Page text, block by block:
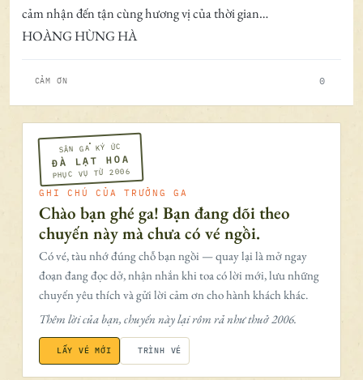
cảm nhận đến tận cùng hương vị của thời gian…
HOÀNG HÙNG HÀ
CẢM ƠN 0
SÂN GA KÝ ỨC
ĐÀ LẠT HOA
PHỤC VỤ TỪ 2006
GHI CHÚ CỦA TRƯỞNG GA
Chào bạn ghé ga! Bạn đang dõi theo
chuyến này mà chưa có vé ngồi.
Có vé, tàu nhớ đúng chỗ bạn ngồi — quay lại là mở ngay
đoạn đang đọc dở, nhận nhắn khi toa có lời mới, lưu những
chuyến yêu thích và gửi lời cảm ơn cho hành khách khác.
Thêm lời của bạn, chuyến này lại rôm rả như thuở 2006.
LẤY VÉ MỚI TRÌNH VÉ